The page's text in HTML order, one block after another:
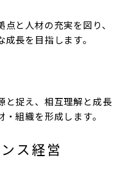
と人材の充実を図り、
長を目指します。
と捉え、相互理解と成長
組織を形成します。
ス経営